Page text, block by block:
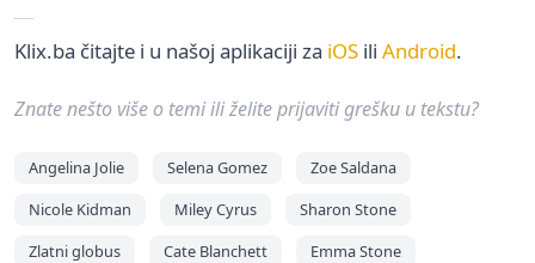
Klix.ba čitajte i u našoj aplikaciji za iOS ili Android.
Znate nešto više o temi ili želite prijaviti grešku u tekstu?
Angelina Jolie Selena Gomez
Zoe Saldana
Nicole Kidman
Miley Cyrus
Sharon Stone
Zlatni globus
Cate Blanchett
Emma Stone